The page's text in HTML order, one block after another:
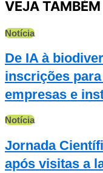
VEJA TAMBÉM
Notícia
De IA à
inscrições
empresas e
Notícia
Jornada
após visitas a